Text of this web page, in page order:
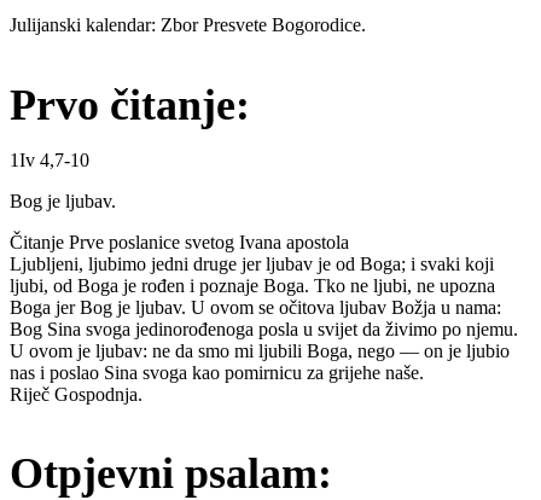
Julijanski kalendar: Zbor Presvete Bogorodice.
Prvo čitanje:
1Iv 4,7-10
Bog je ljubav.
Čitanje Prve poslanice svetog Ivana apostola
Ljubljeni, ljubimo jedni druge jer ljubav je od Boga; i svaki koji
ljubi, od Boga je rođen i poznaje Boga. Tko ne ljubi, ne upozna
Boga jer Bog je ljubav. U ovom se očitova ljubav Božja u nama:
Bog Sina svoga jedinorođenoga posla u svijet da živimo po njemu.
U ovom je ljubav: ne da smo mi ljubili Boga, nego — on je ljubio
nas i poslao Sina svoga kao pomirnicu za grijehe naše.
Riječ Gospodnja.
Otpjevni psalam: